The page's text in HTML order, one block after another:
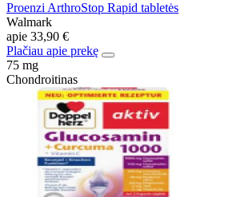
Proenzi ArthroStop Rapid tabletės
Walmark
apie 33,90 €
Plačiau apie prekę
75 mg
Chondroitinas